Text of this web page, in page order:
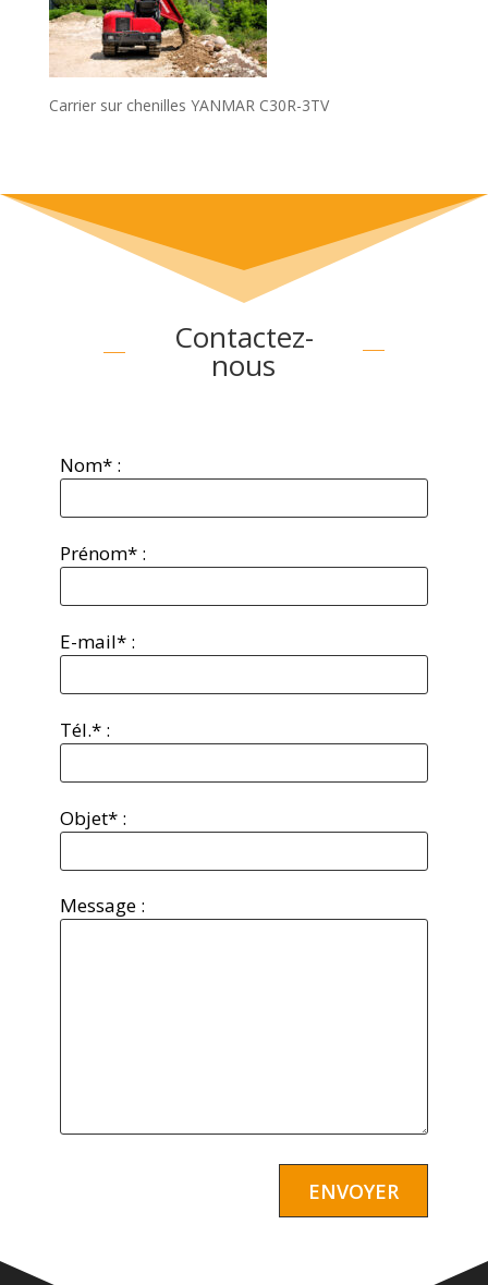
Carrier sur chenilles YANMAR C30R-3TV
Contactez-
nous
Nom* :
Prénom* :
E-mail* :
Tél.* :
Objet* :
Message :